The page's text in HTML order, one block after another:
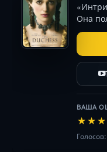
Она
ВАША
★★★
Голосов: